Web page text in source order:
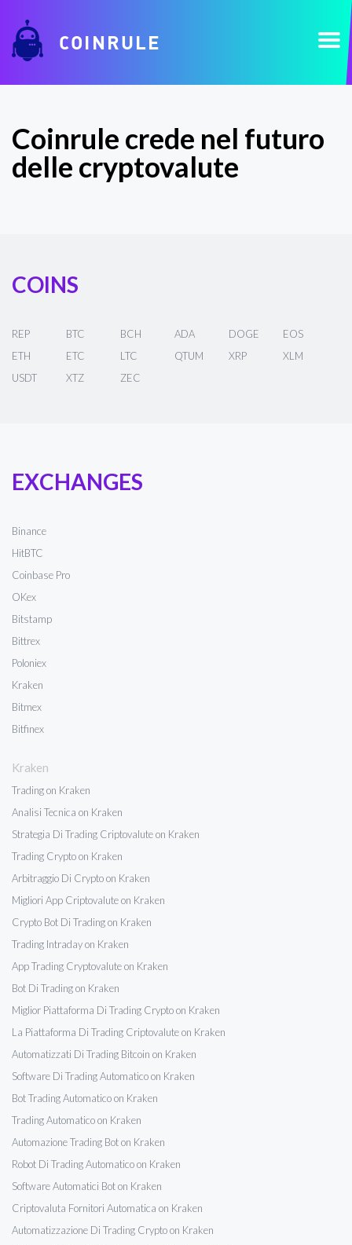
COINRULE
Coinrule crede nel futuro
delle cryptovalute
EXCHANGES
Binance
HitBTC
Coinbase Pro
OKex
Bitstamp
Bittrex
Poloniex
Kraken
Bitmex
Bitfinex
Kraken
Trading on Kraken
Analisi Tecnica on Kraken
Strategia Di Trading Criptovalute on Kraken
Trading Crypto on Kraken
Arbitraggio Di Crypto on Kraken
Migliori App Criptovalute on Kraken
Crypto Bot Di Trading on Kraken
Trading Intraday on Kraken
App Trading Cryptovalute on Kraken
Bot Di Trading on Kraken
Miglior Piattaforma Di Trading Crypto on Kraken
La Piattaforma Di Trading Criptovalute on Kraken
Automatizzati Di Trading Bitcoin on Kraken
Software Di Trading Automatico on Kraken
Bot Trading Automatico on Kraken
Trading Automatico on Kraken
Automazione Trading Bot on Kraken
Robot Di Trading Automatico on Kraken
Software Automatici Bot on Kraken
Criptovaluta Fornitori Automatica on Kraken
Automatizzazione Di Trading Crypto on Kraken
COINS
REP BTC BCH ADA DOGE
EOS
ETH
ETC LTC QTUM XRP
XLM
USDT
XTZ ZEC